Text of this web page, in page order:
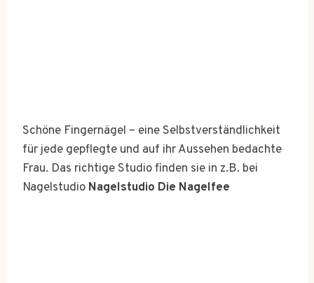
Schöne Fingernägel – eine Selbstverständlichkeit
für jede gepflegte und auf ihr Aussehen bedachte
Frau. Das richtige Studio finden sie in z.B. bei
Nagelstudio Nagelstudio Die Nagelfee